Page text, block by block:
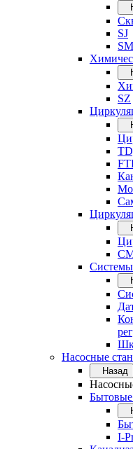
SJ
SM
SZ
Насосные
Назад
Бытовые
I-